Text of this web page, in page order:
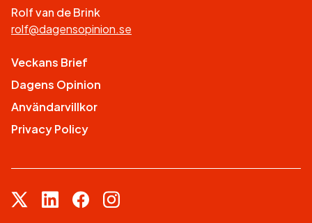
Rolf van de Brink
rolf@dagensopinion.se
Veckans Brief
Dagens Opinion
Användarvillkor
Privacy Policy